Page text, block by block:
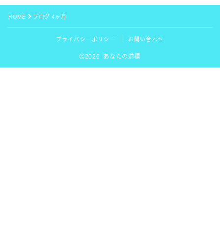
HOME ブログ 4ヶ月
プライバシーポリシー お問い合わせ
2026 あなたの道標